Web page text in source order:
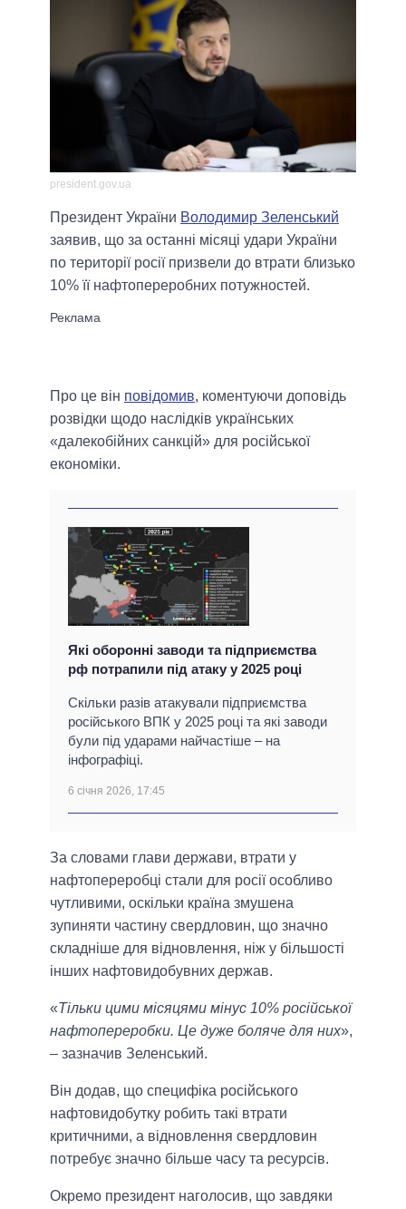
president.gov.ua
Президент України Володимир Зеленський
заявив, що за останні місяці удари України
по території росії призвели до втрати близько
10% її нафтопереробних потужностей.
Про це він повідомив, коментуючи доповідь
розвідки щодо наслідків українських
«далекобійних санкцій» для російської
економіки.
Які оборонні заводи та підприємства
рф потрапили під атаку у 2025 році
Скільки разів атакували підприємства
російського ВПК у 2025 році та які заводи
були під ударами найчастіше – на
інфографіці.
6 січня 2026, 17:45
За словами глави держави, втрати у
нафтопереробці стали для росії особливо
чутливими, оскільки країна змушена
зупиняти частину свердловин, що значно
складніше для відновлення, ніж у більшості
інших нафтовидобувних держав.
«Тільки цими місяцями мінус 10% російської
нафтопереробки. Це дуже боляче для них»,
– зазначив Зеленський.
Він додав, що специфіка російського
нафтовидобутку робить такі втрати
критичними, а відновлення свердловин
потребує значно більше часу та ресурсів.
Окремо президент наголосив, що завдяки